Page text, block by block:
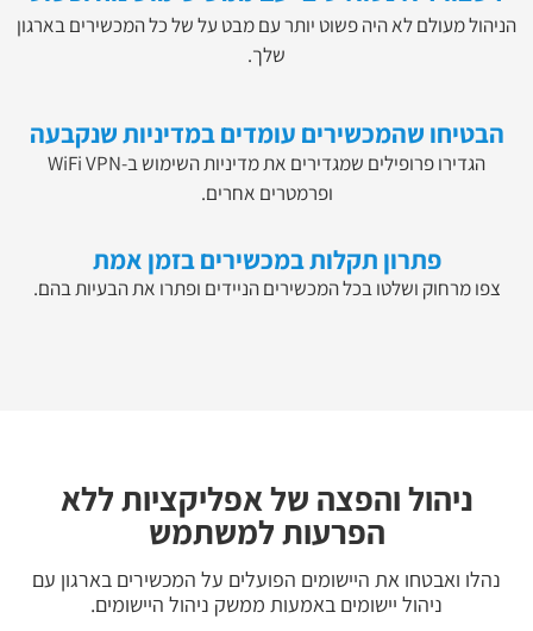
הניהול מעולם לא היה פשוט יותר עם מבט על של כל המכשירים בארגון
שלך.
הבטיחו שהמכשירים עומדים במדיניות שנקבעה
הגדירו פרופילים שמגדירים את מדיניות השימוש ב-WiFi VPN
ופרמטרים אחרים.
פתרון תקלות במכשירים בזמן אמת
צפו מרחוק ושלטו בכל המכשירים הניידים ופתרו את הבעיות בהם.
ניהול והפצה של אפליקציות ללא
הפרעות למשתמש
נהלו ואבטחו את היישומים הפועלים על המכשירים בארגון עם
ניהול יישומים באמעות ממשק ניהול היישומים.